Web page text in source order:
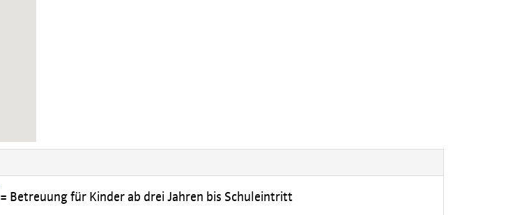
= Betreuung für Kinder ab drei Jahren bis Schuleintritt